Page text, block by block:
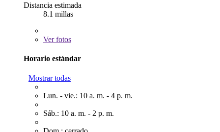
Distancia estimada
8.1 millas
Verfotos
Horario estándar
Mostrar todas
Lun. - vie.: 10 a. m. - 4 p. m.
Sáb.: 10 a. m. - 2 p. m.